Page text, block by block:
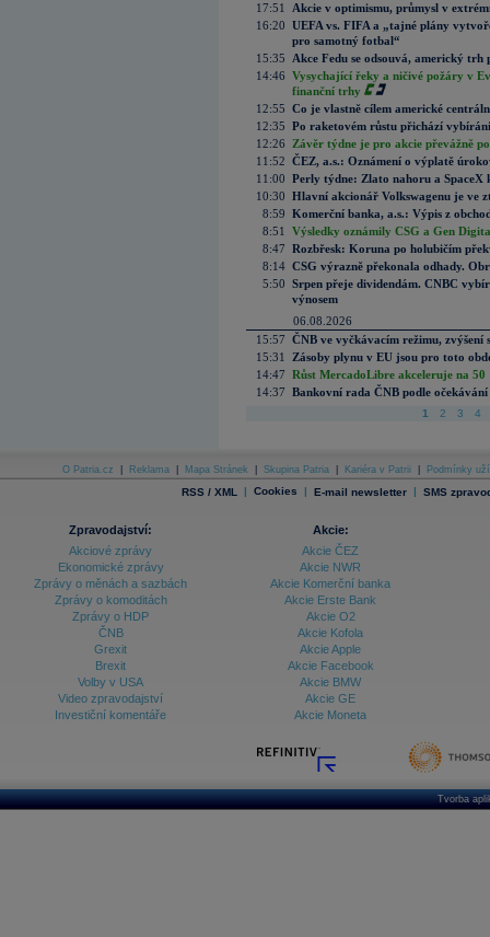
17:51
Akcie v optimismu, průmysl v
16:20 UEFA vs. FIFA a „tajné plány
pro samotný fotbal“
15:35
Akce Fedu se odsouvá, americký
14:46 Vysychající řeky a ničivé požáry v
finanční trhy
12:55 Co je vlastně cílem americké
12:35 Po raketovém růstu přichází
12:26
Závěr týdne je pro akcie převážně
11:52 ČEZ, a.s.: Oznámení o výplatě
11:00 Perly týdne: Zlato nahoru a SpaceX
10:30 Hlavní akcionář Volkswagenu je ve
8:59 Komerční banka, a.s.: Výpis z
8:51
Výsledky oznámily CSG a Gen
8:47 Rozbřesk: Koruna po holubičím
8:14 CSG výrazně překonala odhady.
5:50 Srpen přeje dividendám. CNBC
výnosem
06.08.2026
15:57 ČNB ve vyčkávacím režimu, zvýšení
15:31
Zásoby plynu v EU jsou pro toto
14:47 Růst MercadoLibre akceleruje na
14:37 Bankovní rada ČNB podle
1 2 3 4
O Patria.cz Reklama Mapa Stránek Skupina Patria Kariéra v Patrii Podmínky
RSS / XML | Cookies | E-mail newsletter | SMS
Zpravodajství:
Akciové zprávy
Ekonomické zprávy
Zprávy o měnách a sazbách
Zprávy o komoditách
Zprávy o HDP
ČNB
Grexit
Brexit
Volby v USA
Video zpravodajství
Investiční komentáře
Akcie:
Akcie ČEZ
Akcie NWR
Akcie Komerční banka
Akcie Erste Bank
Akcie O2
Akcie Kofola
Akcie Apple
Akcie Facebook
Akcie BMW
Akcie GE
Akcie Moneta
Tvorba